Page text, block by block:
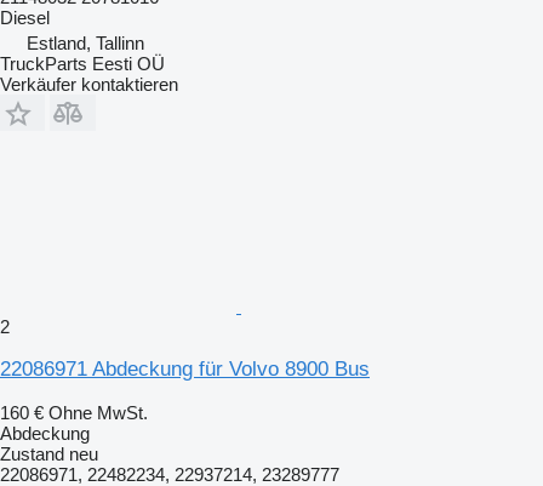
Diesel
Estland, Tallinn
TruckParts Eesti OÜ
Verkäufer kontaktieren
2
22086971 Abdeckung für Volvo 8900 Bus
160 € Ohne MwSt.
Abdeckung
Zustand neu
22086971, 22482234, 22937214, 23289777